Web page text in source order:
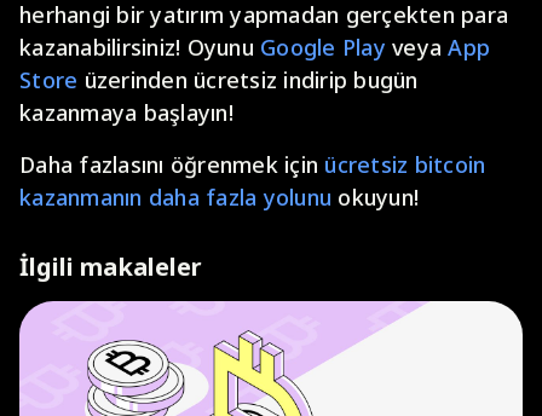
herhangi bir yatırım yapmadan gerçekten para
kazanabilirsiniz! Oyunu Google Play veyaApp
Store üzerinden ücretsiz indirip bugün
kazanmaya başlayın!
Daha fazlasını öğrenmek için ücretsiz bitcoin
kazanmanın daha fazla yolunu okuyun!
İlgili makaleler